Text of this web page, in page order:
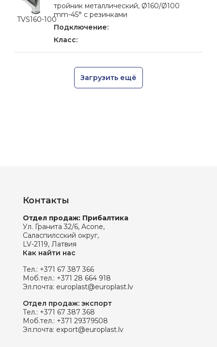
TVS160-100
тройник металлический, Ø160/Ø100
mm-45° с резинками
Загрузить ещё
Контакты
Отдел продаж: Прибалтика
Ул. Гранита 32/6, Acone,
Саласпилсский округ,
LV-2119, Латвия
Как найти нас
Тел.: +371 67 387 366
Моб.тел.: +371 28 664 918
Эл.почта: europlast@europlast.lv
Отдел продаж: экспорт
Тел.: +371 67 387 368
Моб.тел.: +371 29379508
Эл.почта: export@europlast.lv